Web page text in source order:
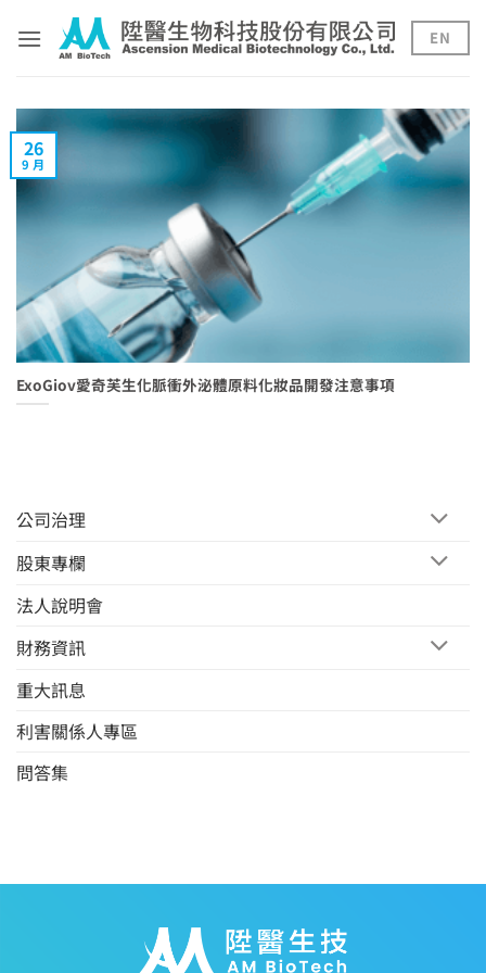
content
EN
公司治理
股東專欄
法人說明會
財務資訊
重大訊息
利害關係人專區
問答集
ExoGiov愛奇芙生化脈衝外泌體原料化妝品開發注意事項
26
9 月